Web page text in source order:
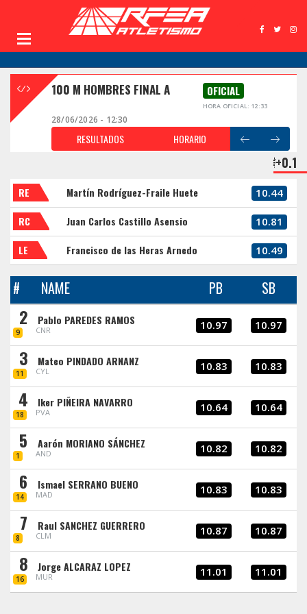
100 M HOMBRES FINAL A OFICIAL
HORA OFICIAL: 12:33
28/06/2026 - 12:30
RESULTADOS HORARIO
+0.1
RE Martín Rodríguez-Fraile Huete 10.44
RC Juan Carlos Castillo Asensio 10.81
LE Francisco de las Heras Arnedo 10.49
# NAME PB SB
2
9
Pablo PAREDES RAMOS
CNR 10.97 10.97
3
11
Mateo PINDADO ARNANZ
CYL 10.83 10.83
4
18
Iker PIÑEIRA NAVARRO
PVA 10.64 10.64
5
1
Aarón MORIANO SÁNCHEZ
AND 10.82 10.82
6
14
Ismael SERRANO BUENO
MAD 10.83 10.83
7
8
Raul SANCHEZ GUERRERO
CLM 10.87 10.87
8
16
Jorge ALCARAZ LOPEZ
MUR 11.01 11.01